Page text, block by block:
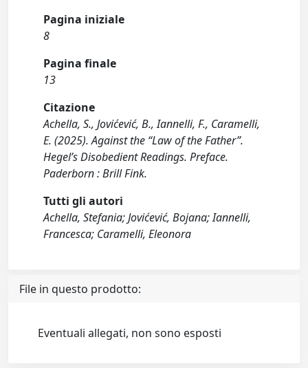
Pagina iniziale
8
Pagina finale
13
Citazione
Achella, S., Jovićević, B., Iannelli, F., Caramelli,
E. (2025). Against the “Law of the Father”.
Hegel’s Disobedient Readings. Preface.
Paderborn : Brill Fink.
Tutti gli autori
Achella, Stefania; Jovićević, Bojana; Iannelli,
Francesca; Caramelli, Eleonora
File in questo prodotto:
Eventuali allegati, non sono esposti